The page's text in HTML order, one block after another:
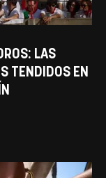
LAS
TENDIDOS EN